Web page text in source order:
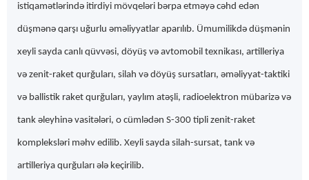
istiqamətlərində itirdiyi mövqeləri bərpa etməyə cəhd edən
düşmənə qarşı uğurlu əməliyyatlar aparılıb. Ümumilikdə düşmənin
xeyli sayda canlı qüvvəsi, döyüş və avtomobil texnikası, artilleriya
və zenit-raket qurğuları, silah və döyüş sursatları, əməliyyat-taktiki
və ballistik raket qurğuları, yaylım atəşli, radioelektron mübarizə və
tank əleyhinə vasitələri, o cümlədən S-300 tipli zenit-raket
kompleksləri məhv edilib. Xeyli sayda silah-sursat, tank və
artilleriya qurğuları ələ keçirilib.